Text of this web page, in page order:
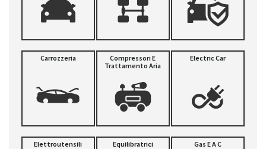
Carrozzeria
Compressori E
Trattamento Aria
Electric Car
Elettroutensili Equilibratrici Gas E A C